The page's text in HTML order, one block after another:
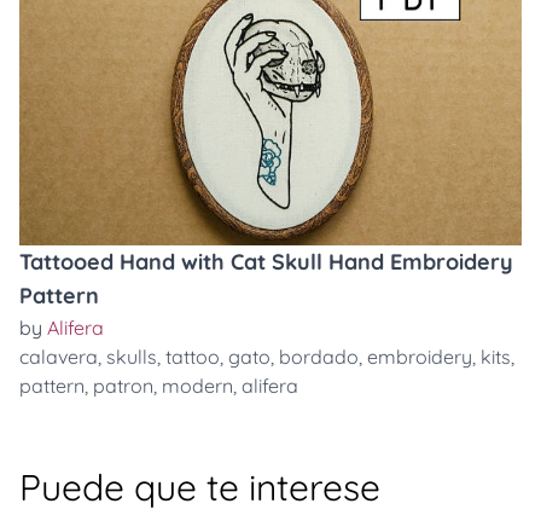
Tattooed Hand with Cat Skull Hand Embroidery
Pattern
by Alifera
calavera, skulls, tattoo, gato, bordado, embroidery, kits,
pattern, patron, modern, alifera
Puede que te interese